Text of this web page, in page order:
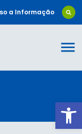
a Informação